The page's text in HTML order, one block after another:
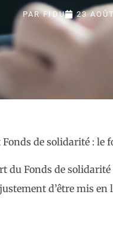
PARFIDU 23
du Fonds de
d’être mis en